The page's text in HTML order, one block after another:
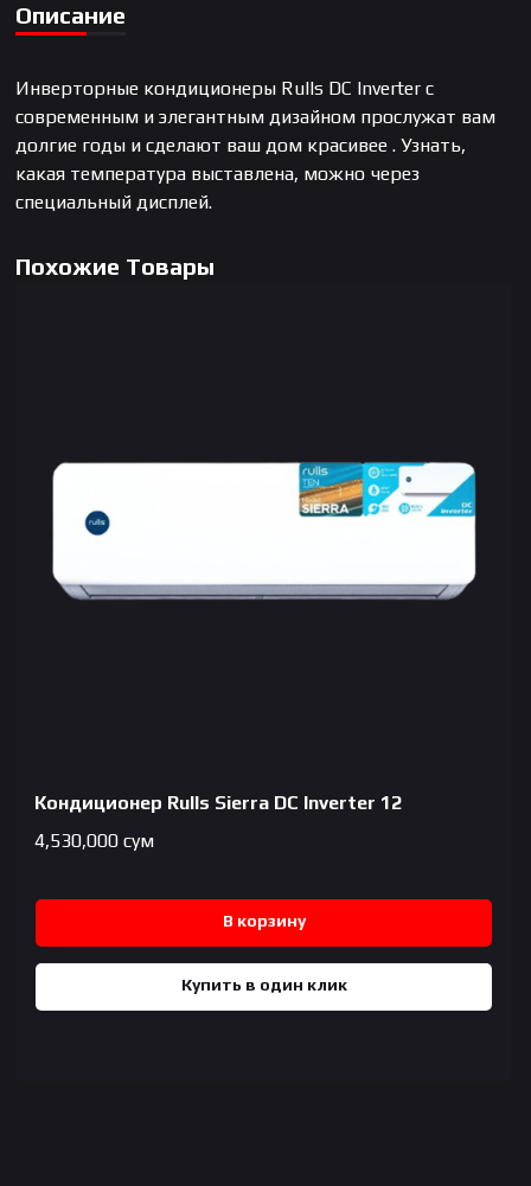
Описание
Инверторные кондиционеры Rulls DC Inverter с
современным и элегантным дизайном прослужат вам
долгие годы и сделают ваш дом красивее . Узнать,
какая температура выставлена, можно через
специальный дисплей.
Похожие Товары
Кондиционер Rulls Sierra DC Inverter 12
4,530,000 сум
В корзину
Купить в один клик